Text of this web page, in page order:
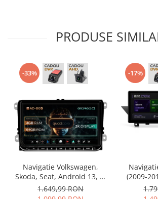
PRODUSE
-33%
Navigatie Volkswagen,
Skoda, Seat, Android 13, S-
Quadcore / 4GB RAM +
64GB ROM, 9 Inch - AD-
1.649,99 RON
-17%
(2009-
OEM,
CarPlay